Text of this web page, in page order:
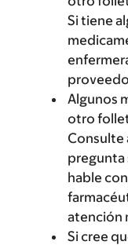
Si tiene
Algunos
otro
Consulte
pregunta
hable
atención
Si cree